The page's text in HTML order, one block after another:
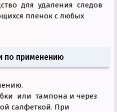
для удаления следов
пленок с любых
по применению
или тампона и через
салфеткой. При